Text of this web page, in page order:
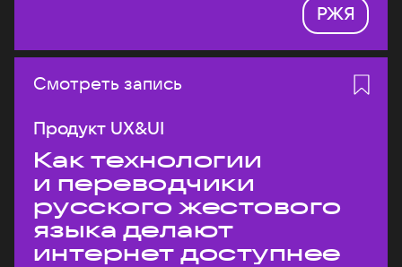
РЖЯ
Смотреть запись
Продукт UX&UI
Как технологии
и переводчики
русского жестового
языка делают
интернет доступнее